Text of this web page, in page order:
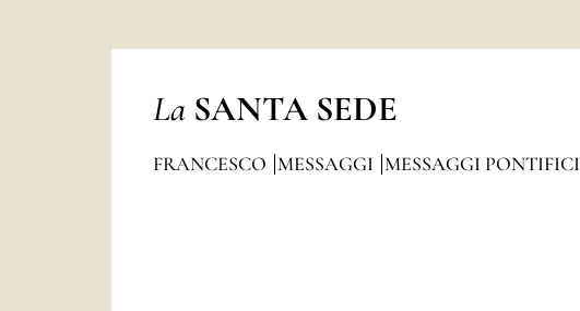
La SANTA SEDE
FRANCESCO MESSAGGI MESSAGGI PONTIFICI